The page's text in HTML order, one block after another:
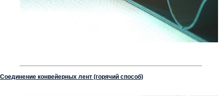
Соединение конвейерных лент (горячий способ)